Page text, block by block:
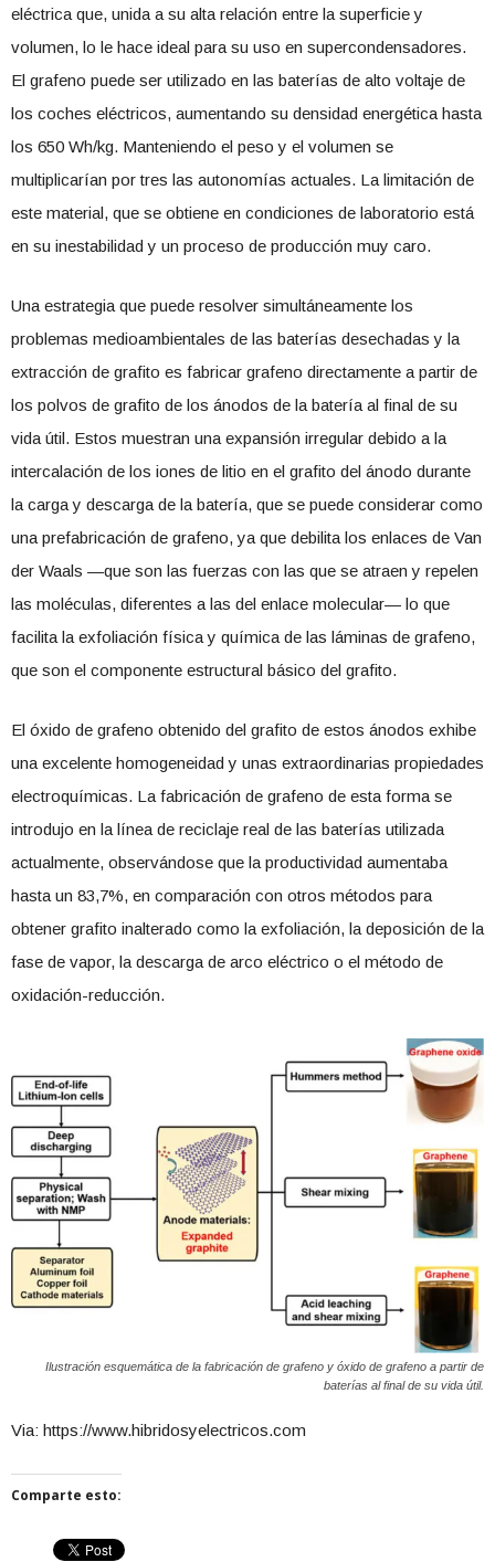
eléctrica que, unida a su alta relación entre la superficie y
volumen, lo le hace ideal para su uso en supercondensadores.
El grafeno puede ser utilizado en las baterías de alto voltaje de
los coches eléctricos, aumentando su densidad energética hasta
los 650 Wh/kg. Manteniendo el peso y el volumen se
multiplicarían por tres las autonomías actuales. La limitación de
este material, que se obtiene en condiciones de laboratorio está
en su inestabilidad y un proceso de producción muy caro.
Una estrategia que puede resolver simultáneamente los
problemas medioambientales de las baterías desechadas y la
extracción de grafito es fabricar grafeno directamente a partir de
los polvos de grafito de los ánodos de la batería al final de su
vida útil. Estos muestran una expansión irregular debido a la
intercalación de los iones de litio en el grafito del ánodo durante
la carga y descarga de la batería, que se puede considerar como
una prefabricación de grafeno, ya que debilita los enlaces de Van
der Waals —que son las fuerzas con las que se atraen y repelen
las moléculas, diferentes a las del enlace molecular— lo que
facilita la exfoliación física y química de las láminas de grafeno,
que son el componente estructural básico del grafito.
El óxido de grafeno obtenido del grafito de estos ánodos exhibe
una excelente homogeneidad y unas extraordinarias propiedades
electroquímicas. La fabricación de grafeno de esta forma se
introdujo en la línea de reciclaje real de las baterías utilizada
actualmente, observándose que la productividad aumentaba
hasta un 83,7%, en comparación con otros métodos para
obtener grafito inalterado como la exfoliación, la deposición de la
fase de vapor, la descarga de arco eléctrico o el método de
oxidación-reducción.
Ilustración esquemática de la fabricación de grafeno y óxido de grafeno a partir de
baterías al final de su vida útil.
Via: https://www.hibridosyelectricos.com
Comparte esto: